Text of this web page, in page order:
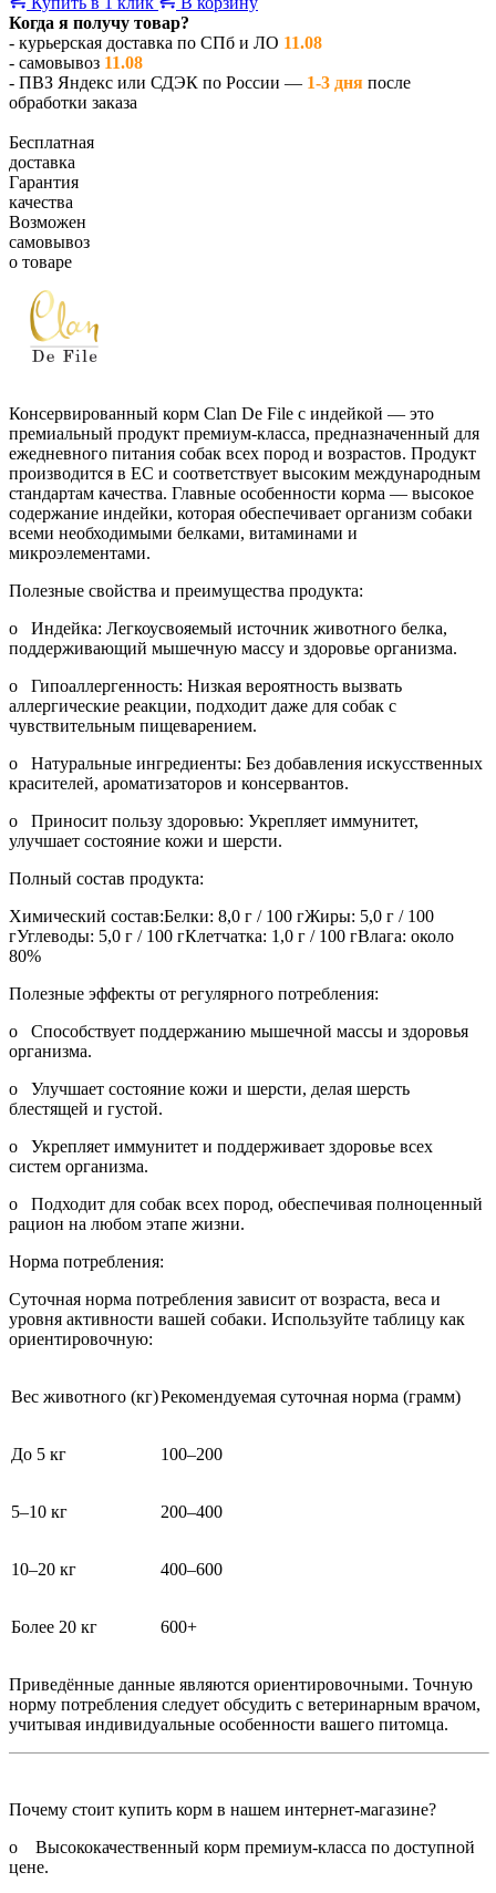
Когда я получу товар?
- курьерская доставка по СПб и ЛО 11.08
- самовывоз 11.08
- ПВЗ Яндекс или СДЭК по России — 1-3 дня после
обработки заказа
Бесплатная
доставка
Гарантия
качества
Возможен
самовывоз
о товаре
Консервированный корм Clan De File с индейкой — это
премиальный продукт премиум-класса, предназначенный для
ежедневного питания собак всех пород и возрастов. Продукт
производится в ЕС и соответствует высоким международным
стандартам качества. Главные особенности корма — высокое
содержание индейки, которая обеспечивает организм собаки
всеми необходимыми белками, витаминами и
микроэлементами.
Полезные свойства и преимущества продукта:
o Индейка: Легкоусвояемый источник животного белка,
поддерживающий мышечную массу и здоровье организма.
o Гипоаллергенность: Низкая вероятность вызвать
аллергические реакции, подходит даже для собак с
чувствительным пищеварением.
o Натуральные ингредиенты: Без добавления искусственных
красителей, ароматизаторов и консервантов.
o Приносит пользу здоровью: Укрепляет иммунитет,
улучшает состояние кожи и шерсти.
Полный состав продукта:
Химический состав:Белки: 8,0 г / 100 гЖиры: 5,0 г / 100
гУглеводы: 5,0 г / 100 гКлетчатка: 1,0 г / 100 гВлага: около
80%
Полезные эффекты от регулярного потребления:
o Способствует поддержанию мышечной массы и здоровья
организма.
o Улучшает состояние кожи и шерсти, делая шерсть
блестящей и густой.
o Укрепляет иммунитет и поддерживает здоровье всех
систем организма.
o Подходит для собак всех пород, обеспечивая полноценный
рацион на любом этапе жизни.
Норма потребления:
Суточная норма потребления зависит от возраста, веса и
уровня активности вашей собаки. Используйте таблицу как
ориентировочную:
Вес животного (кг)Рекомендуемая суточная норма (грамм)
До 5 кг 100–200
5–10 кг 200–400
10–20 кг 400–600
Более 20 кг 600+
Приведённые данные являются ориентировочными. Точную
норму потребления следует обсудить с ветеринарным врачом,
учитывая индивидуальные особенности вашего питомца.
Почему стоит купить корм в нашем интернет-магазине?
o Высококачественный корм премиум-класса по доступной
цене.